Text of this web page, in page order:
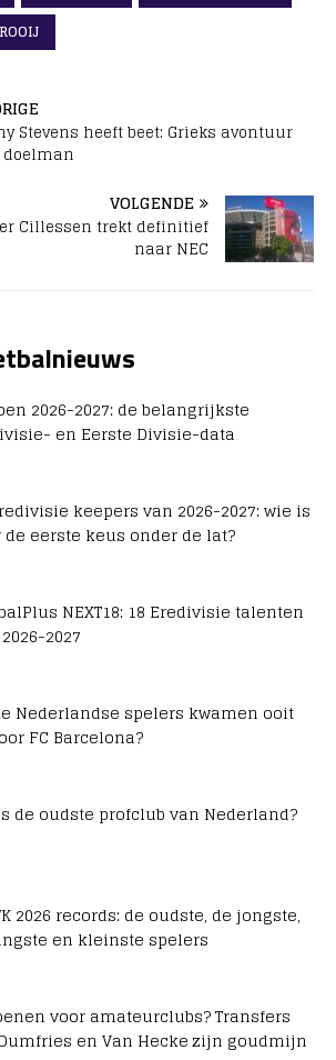
Stevens heeft beet: Grieks avontuur
doelman
VOLGENDE
Cillessen trekt definitief
naar NEC
2026-2027: de belangrijkste
en Eerste Divisie-data
keepers van 2026-2027: wie is
de eerste keus onder de lat?
NEXT18: 18 Eredivisie talenten
2027
Nederlandse spelers kwamen ooit
FC Barcelona?
de oudste profclub van Nederland?
2026 records: de oudste, de jongste,
en kleinste spelers
voor amateurclubs? Transfers
en Van Hecke zijn goudmijn